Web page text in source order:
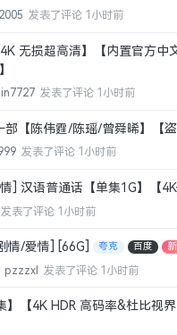
发表了评论 1小时前
无损超高清】【内置官方
发表了评论 1小时前
【陈伟霆/陈瑶/曾舜晞】【盗
发表了评论 1小时前
] 汉语普通话【单集1G】【
发表了评论 1小时前
情/爱情] [66G] 夸克 百度 新
pzzzxl 发表了评论 1小时前
】【4K HDR 高码率&杜比视